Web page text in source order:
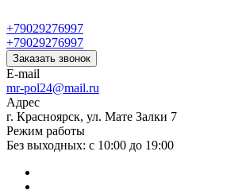
+79029276997
+79029276997
Заказать звонок
E-mail
mr-pol24@mail.ru
Адрес
г. Красноярск, ул. Мате Залки 7
Режим работы
Без выходных: с 10:00 до 19:00